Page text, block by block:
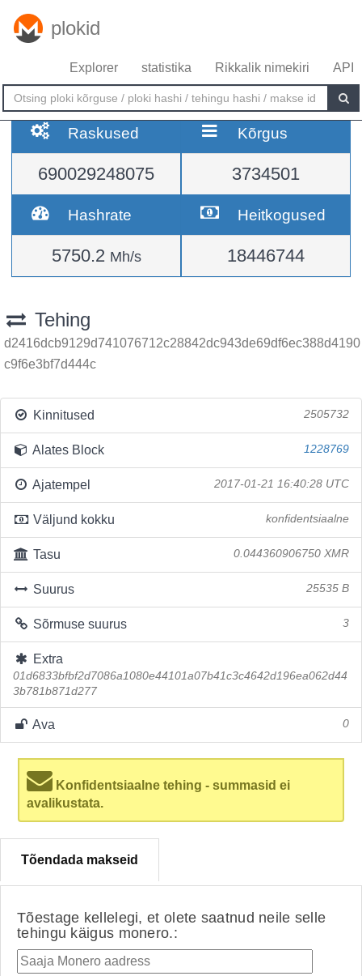
plokid
Explorer statistika Rikkalik nimekiri API
Raskused
690029248075
Kõrgus
3734501
Hashrate
5750.2 Mh/s
Heitkogused
18446744
Tehing
d2416dcb9129d741076712c28842dc943de69df6ec388d4190
c9f6e3bf7d444c
Kinnitused 2505732
Alates Block 1228769
Ajatempel 2017-01-21 16:40:28 UTC
Väljund kokku konfidentsiaalne
Tasu 0.044360906750 XMR
Suurus 25535 B
Sõrmuse suurus 3
Extra
01d6833bfbf2d7086a1080e44101a07b41c3c4642d196ea062d44
3b781b871d277
Ava 0
Konfidentsiaalne tehing - summasid ei
avalikustata.
Tõendada makseid
Tõestage kellelegi, et olete saatnud neile selle
tehingu käigus monero.: